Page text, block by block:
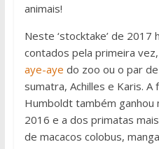
animais!
Neste ‘stocktake’ de 2017
contados pela primeira
aye-aye do zoo ou o par
sumatra, Achilles e Karis. A
Humboldt também
2016 e a dos primatas
de macacos colobus,